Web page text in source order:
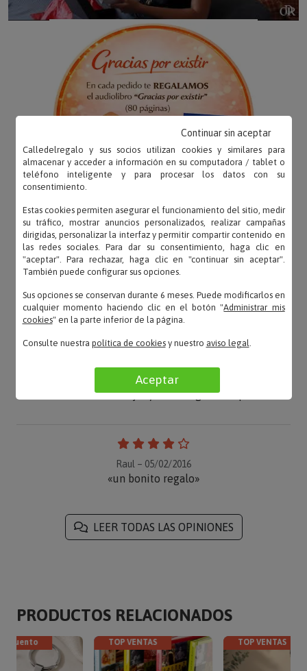
OPINIONES
Sandra – 18/08/2017
«Les encantó el cojín y la entrega fue rápida»
Raul – 05/02/2016
«un bonito regalo»
LEER TODAS LAS OPINIONES
PRODUCTOS RELACIONADOS
TOP VENTAS TOP VENTAS
Calledelregalo y sus socios utilizan cookies y similares para
almacenar y acceder a información en su computadora / tablet o
teléfono inteligente y para procesar los datos con su
consentimiento.
Estas cookies permiten asegurar el funcionamiento del sitio, medir
su tráfico, mostrar anuncios personalizados, realizar campañas
dirigidas, personalizar la interfaz y permitir compartir contenido en
las redes sociales. Para dar su consentimiento, haga clic en
"aceptar". Para rechazar, haga clic en "continuar sin aceptar".
También puede configurar sus opciones.
Sus opciones se conservan durante 6 meses. Puede modificarlos en
cualquier momento haciendo clic en el botón "Administrar mis
cookies" en la parte inferior de la página.
Consulte nuestra política de cookiesy nuestro aviso legal.
Aceptar
Continuar sin aceptar